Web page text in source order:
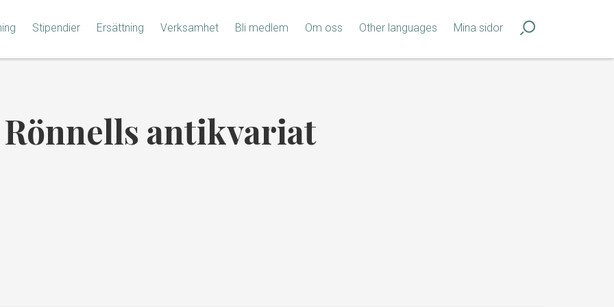
Stipendier Ersättning Verksamhet Bli medlem Om oss Other languages Mina sidor
Rönnells antikvariat